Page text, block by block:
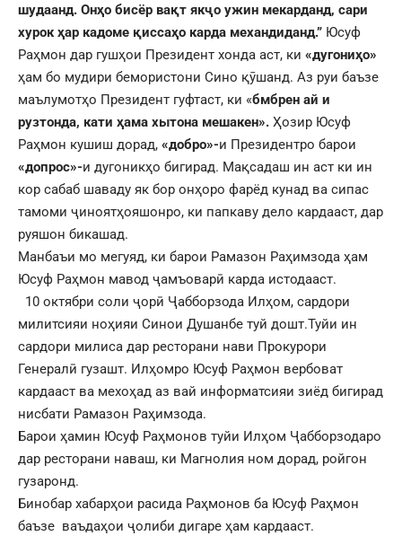
шудаанд. Онҳо бисёр вақт якҷо ужин мекарданд, сари
хурок ҳар кадоме қиссаҳо карда механдиданд.” Юсуф
Раҳмон дар гушҳои Президент хонда аст, ки «дугониҳо»
ҳам бо мудири бемористони Сино қӯшанд. Аз руи баъзе
маълумотҳо Президент гуфтаст, ки «бмбрен ай и
рузтонда, кати ҳама хытона мешакен». Ҳозир Юсуф
Раҳмон кушиш дорад, «добро»-и Президентро барои
«допрос»-и дугоникҳо бигирад. Мақсадаш ин аст ки ин
кор сабаб шаваду як бор онҳоро фарёд кунад ва сипас
тамоми ҷиноятҳояшонро, ки папкаву дело кардааст, дар
руяшон бикашад.
Манбаъи мо мегуяд, ки барои Рамазон Раҳимзода ҳам
Юсуф Раҳмон мавод ҷамъоварӣ карда истодааст.
10 октябри соли ҷорӣ Ҷабборзода Илҳом, сардори
милитсияи ноҳияи Синои Душанбе туй дошт.Туйи ин
сардори милиса дар ресторани нави Прокурори
Генералӣ гузашт. Илҳомро Юсуф Раҳмон вербоват
кардааст ва мехоҳад аз вай информатсияи зиёд бигирад
нисбати Рамазон Раҳимзода.
Барои ҳамин Юсуф Раҳмонов туйи Илҳом Ҷабборзодаро
дар ресторани наваш, ки Магнолия ном дорад, ройгон
гузаронд.
Бинобар хабарҳои расида Раҳмонов ба Юсуф Раҳмон
баъзе ваъдаҳои ҷолиби дигаре ҳам кардааст.